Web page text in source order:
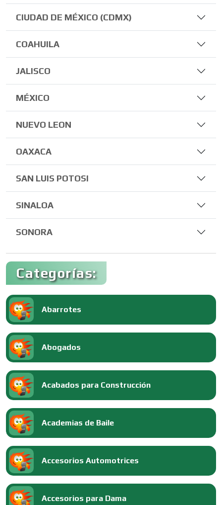
CIUDAD DE MÉXICO (CDMX)
COAHUILA
JALISCO
MÉXICO
NUEVO LEON
OAXACA
SAN LUIS POTOSI
SINALOA
SONORA
Categorías:
Abarrotes
Abogados
Acabados para Construcción
Academias de Baile
Accesorios Automotrices
Accesorios para Dama